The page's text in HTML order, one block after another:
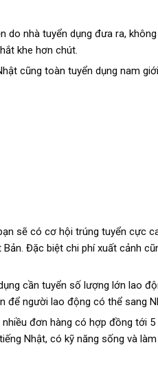
nhà tuyển dụng đưa ra,
khe hơn chút.
cũng toàn tuyển dụng nam
sẽ có cơ hội trúng tuyển cực
Đặc biệt chi phí xuất cảnh
cần tuyển số lượng lớn lao
để người lao động có thể sang
đơn hàng có hợp đồng tới
Nhật, có kỹ năng sống và